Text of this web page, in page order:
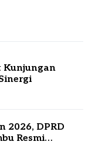
Kunjungan
2026, DPRD
Resmi